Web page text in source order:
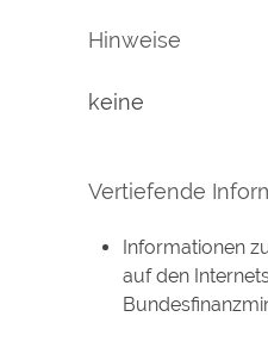
Hinweise
keine
Vertiefende
Informationen
auf den